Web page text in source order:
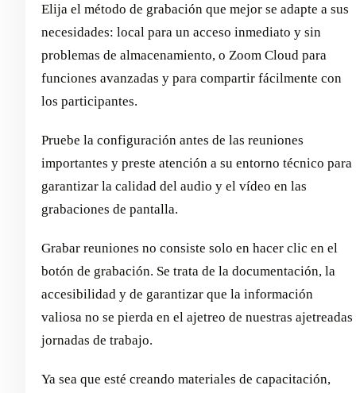
Elija el método de grabación que mejor se adapte a sus
necesidades: local para un acceso inmediato y sin
problemas de almacenamiento, o Zoom Cloud para
funciones avanzadas y para compartir fácilmente con
los participantes.
Pruebe la configuración antes de las reuniones
importantes y preste atención a su entorno técnico para
garantizar la calidad del audio y el vídeo en las
grabaciones de pantalla.
Grabar reuniones no consiste solo en hacer clic en el
botón de grabación. Se trata de la documentación, la
accesibilidad y de garantizar que la información
valiosa no se pierda en el ajetreo de nuestras ajetreadas
jornadas de trabajo.
Ya sea que esté creando materiales de capacitación,